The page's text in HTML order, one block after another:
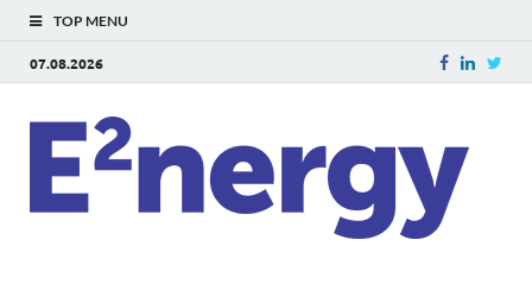
TOP MENU
07.08.2026